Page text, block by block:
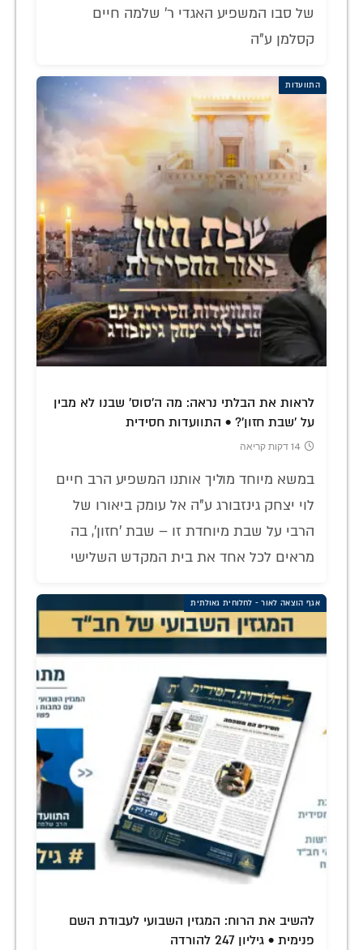
של סבו המשפיע האגדי ר' שלמה חיים
קסלמן ע"ה
התוועדות
לראות את הבלתי נראה: מה ה'סוס' שבנו לא מבין
על 'שבת חזון'? • התוועדות חסידית
14 דקות קריאה
במשא מיוחד מוליך אותנו המשפיע הרב חיים
לוי יצחק גינזבורג ע"ה אל עומק ביאורו של
הרבי על שבת מיוחדת זו – שבת 'חזון', בה
מראים לכל אחד את בית המקדש השלישי
אגף הוצאה לאור - לחלוחית גאולתית
להשיב את הרוח: המגזין השבועי לעבודת השם
פנימית • גיליון 247 להורדה